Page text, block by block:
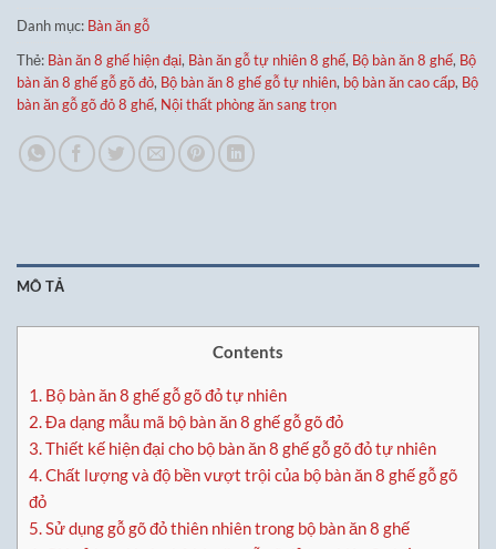
Danh mục: Bàn ăn gỗ
Thẻ: Bàn ăn 8 ghế hiện đại, Bàn ăn gỗ tự nhiên 8 ghế, Bộ bàn ăn 8 ghế, Bộ
bàn ăn 8 ghế gỗ gõ đỏ, Bộ bàn ăn 8 ghế gỗ tự nhiên, bộ bàn ăn cao cấp, Bộ
bàn ăn gỗ gõ đỏ 8 ghế, Nội thất phòng ăn sang trọn
MÔ TẢ
Contents
1. Bộ bàn ăn 8 ghế gỗ gõ đỏ tự nhiên
2.Đa dạng mẫu mã bộ bàn ăn 8 ghế gỗ gõ đỏ
3.Thiết kế hiện đại cho bộ bàn ăn 8 ghế gỗ gõ đỏ tự nhiên
4.Chất lượng và độ bền vượt trội của bộ bàn ăn 8 ghế gỗ gõ
đỏ
5.Sử dụng gỗ gõ đỏ thiên nhiên trong bộ bàn ăn 8 ghế